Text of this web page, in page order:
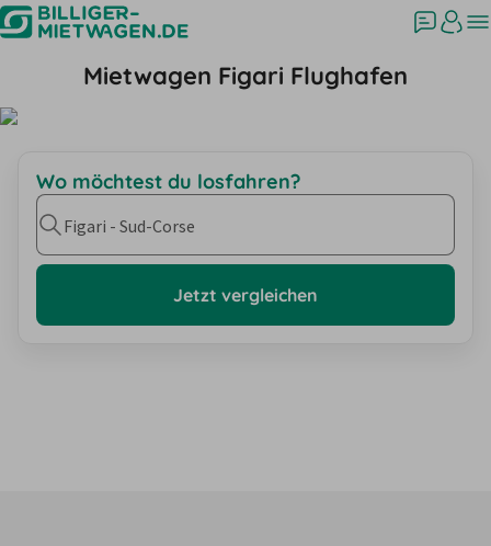
Mietwagen Figari Flughafen
Wo möchtest du losfahren?
Figari - Sud-Corse
Jetzt vergleichen